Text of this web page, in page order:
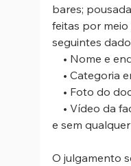
bares;
feitas por
seguintes
• Nome e
•
• Foto do
e sem
O julgamento